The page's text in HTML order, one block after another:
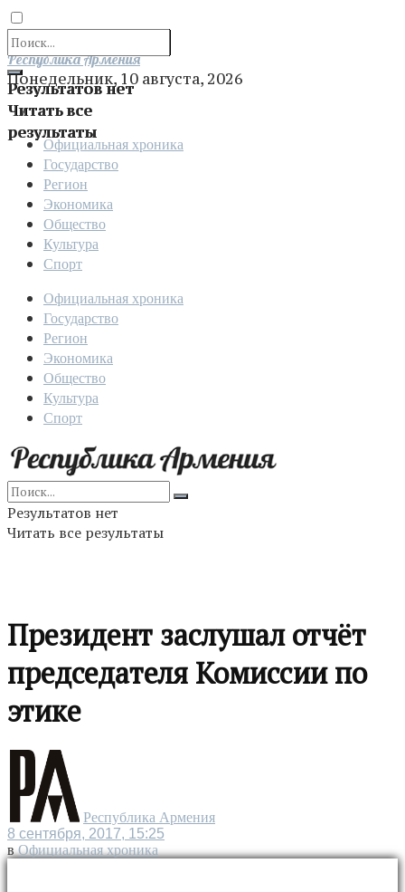
Результатов нет
Читать все
результаты
Отправить
Республика Армения
Понедельник, 10 августа, 2026
Официальная хроника
Государство
Регион
Экономика
Общество
Культура
Спорт
Официальная хроника
Государство
Регион
Экономика
Общество
Культура
Спорт
Результатов нет
Читать все результаты
Президент заслушал отчёт
председателя Комиссии по
этике
Республика Армения
8 сентября, 2017, 15:25
в Официальная хроника